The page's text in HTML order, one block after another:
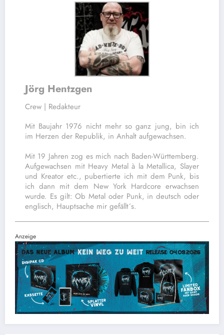
Jörg Hentzgen
Crew | Redakteur
Mit Baujahr 1976 nicht mehr so ganz jung, bin ich
im Herzen der Republik, in Anhalt aufgewachsen.
Mit 19 Jahren zog es mich nach Baden-Württemberg.
Aufgewachsen mit Heavy Metal à la Metallica, Slayer
und Kreator etc., pubertierte ich mit dem Punk, bis
ich dann mit dem New York Hardcore erwachsen
wurde. Es gilt: Ob Metal oder Punk, in deutsch oder
englisch, Hauptsache mir gefällt´s.
Anzeige